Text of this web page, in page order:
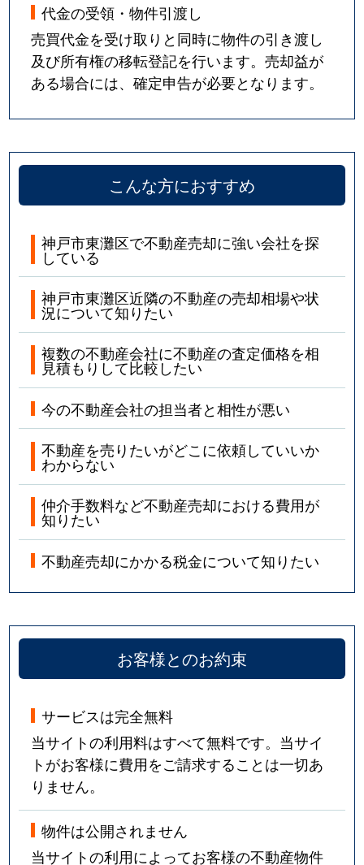
代金の受領・物件引渡し
売買代金を受け取りと同時に物件の引き渡し
及び所有権の移転登記を行います。売却益が
ある場合には、確定申告が必要となります。
こんな方におすすめ
神戸市東灘区で不動産売却に強い会社を探
している
神戸市東灘区近隣の不動産の売却相場や状
況について知りたい
複数の不動産会社に不動産の査定価格を相
見積もりして比較したい
今の不動産会社の担当者と相性が悪い
不動産を売りたいがどこに依頼していいか
わからない
仲介手数料など不動産売却における費用が
知りたい
不動産売却にかかる税金について知りたい
お客様とのお約束
サービスは完全無料
当サイトの利用料はすべて無料です。当サイ
トがお客様に費用をご請求することは一切あ
りません。
物件は公開されません
当サイトの利用によってお客様の不動産物件